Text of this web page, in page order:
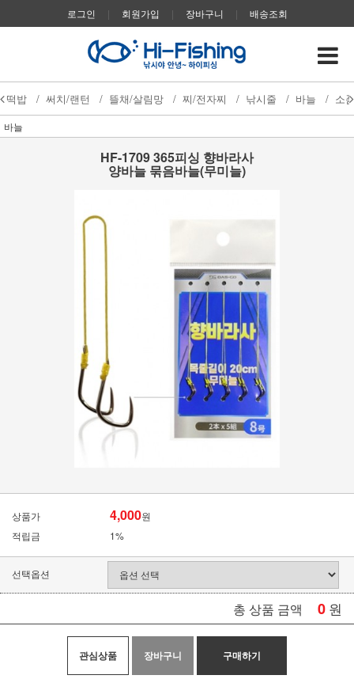
로그인 | 회원가입 | 장바구니 | 배송조회
떡밥 / 써치/랜턴 / 뜰채/살림망 / 찌/전자찌 / 낚시줄 / 바늘 / 소
바늘
HF-1709 365피싱 향바라사
양바늘 묶음바늘(무미늘)
상품가 4,000원
적립금
1%
선택옵션
총 상품 금액 0 원
관심상품 장바구니 구매하기